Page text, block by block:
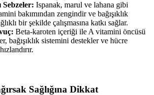
Sebzeler: Ispanak, marul ve lahana gibi
bakımından zengindir ve bağışıklık
bir şekilde çalışmasına katkı sağlar.
Beta-karoten içeriği ile A vitamini öncüsü
bağışıklık sistemini destekler ve hücre
Sağlığına Dikkat